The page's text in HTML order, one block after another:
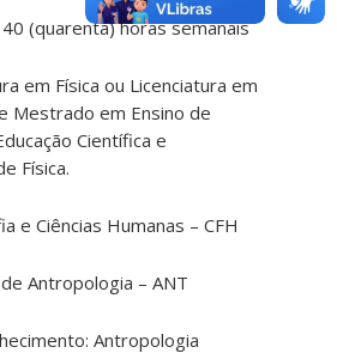
(quarenta) horas semanais
em Física ou Licenciatura em
Mestrado em Ensino de
Científica e
Física.
e Ciências Humanas – CFH
Antropologia – ANT
Antropologia